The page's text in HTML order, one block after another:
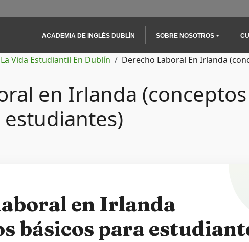
Main navigation
ACADEMIA DE INGLÉS DUBLÍN SOBRE NOSOTROS
Vida Estudiantil En Dublín Derecho Laboral En Irlanda
en Irlanda (conceptos
en Irlanda
básicos para